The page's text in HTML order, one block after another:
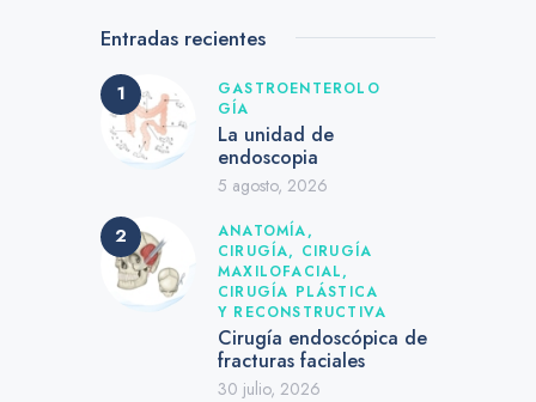
Entradas recientes
GASTROENTEROLO
GÍA
La unidad de
endoscopia
5 agosto, 2026
ANATOMÍA,
CIRUGÍA, CIRUGÍA
MAXILOFACIAL,
CIRUGÍA PLÁSTICA
Y RECONSTRUCTIVA
Cirugía endoscópica de
fracturas faciales
30 julio, 2026